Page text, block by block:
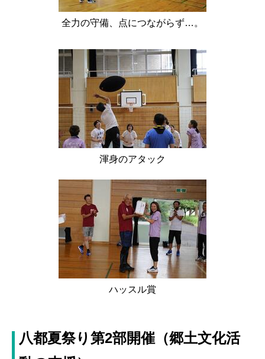
全力の守備、点につながらず…。
渾身のアタック
ハッスル賞
八都夏祭り第2部開催（郷土文化活